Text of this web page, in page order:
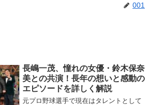
001
長嶋一茂、憧れの女優・鈴木保奈
美との共演！長年の想いと感動の
エピソードを詳しく解説
元プロ野球選手で現在はタレントとして